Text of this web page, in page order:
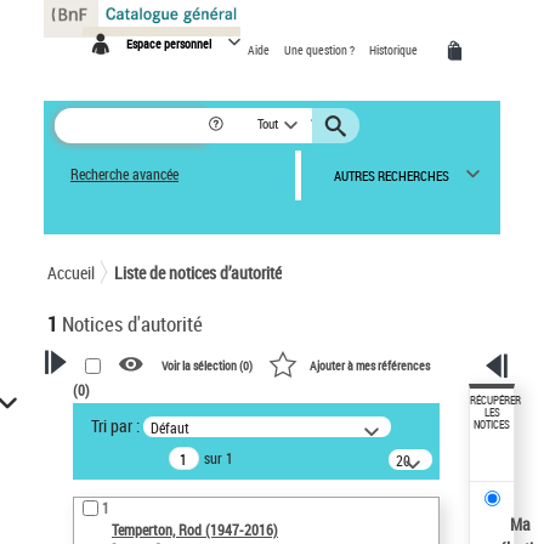
Espace personnel Aide Une question ? Historique
Tout
Recherche avancée AUTRES RECHERCHES
Accueil Liste de notices d’autorité
1 Notices d'autorité
VOTRE RECHERCHE
Recherche avancée dans les
notices d’autorité
Œuvres liées à l'auteur :
Temperton, Rod (1947-2016)
Voir la sélection (0) Ajouter à mes références
(0)
Tri par : Défaut
sur 1
20
résultats/page
1
Temperton, Rod (1947-2016)
RÉCUPÉRER
LES
NOTICES
Ma
Panneau de gestion des cookies